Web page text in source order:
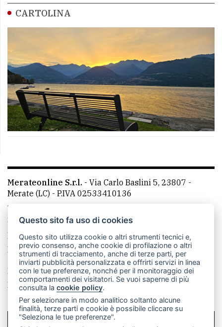
CARTOLINA
Merateonline S.r.l. - Via Carlo Baslini 5, 23807 -
Merate (LC) - P.IVA 02533410136
Telefono:
mail: redazione@leccoonline.com
La redazione
MerateOnline CasateOnline
RSS
Made by VIP
Privacy policy
Cookie policy
Rivedi le tue scelte sui cookie
SCRIVICI
Questo sito fa uso di cookies
Questo sito utilizza cookie o altri strumenti tecnici e,
previo consenso, anche cookie di profilazione o altri
strumenti di tracciamento, anche di terze parti, per
inviarti pubblicità personalizzata e offrirti servizi in linea
con le tue preferenze, nonché per il monitoraggio dei
comportamenti dei visitatori. Se vuoi saperne di più
consulta lacookie policy.
Per selezionare in modo analitico soltanto alcune
finalità, terze parti e cookie è possibile cliccare su
"Seleziona le tue preferenze".